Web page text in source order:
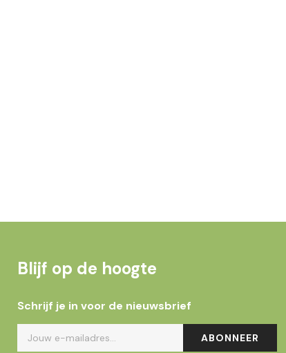
Blijf op de hoogte
Schrijf je in voor de nieuwsbrief
ABONNEER